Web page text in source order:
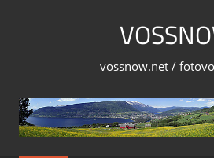
vossnow.net /